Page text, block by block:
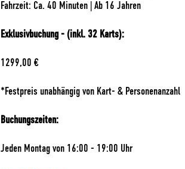
Fahrzeit: Ca. 40 Minuten | Ab 16 Jahren
Exklusivbuchung - (inkl. 32 Karts):
1299,00 €
*Festpreis unabhängig von Kart- & Personenanzahl
Buchungszeiten:
Jeden Montag von 16:00 - 19:00 Uhr